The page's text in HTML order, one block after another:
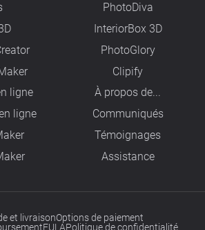
PhotoDiva
InteriorBox 3D
PhotoGlory
Clipify
ligne
ligne
À propos de...
Сommuniqués
Témoignages
Assistance
et livraisonOptions de paiement
EULAPolitique de confidentialité